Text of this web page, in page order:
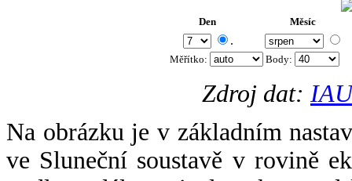
Den Měsíc
.
Měřítko: Body:
Zdroj dat:
Na obrázku je v základním
ve Sluneční soustavě v rovině